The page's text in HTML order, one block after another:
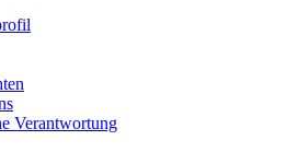
Verantwortung